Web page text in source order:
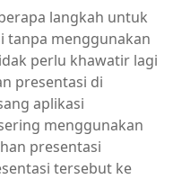
langkah untuk
tanpa menggunakan
perlu khawatir lagi
presentasi di
aplikasi
menggunakan
presentasi
tersebut ke